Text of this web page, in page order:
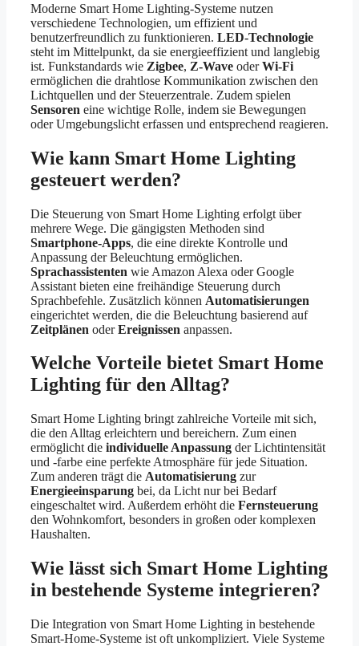
Moderne Smart Home Lighting-Systeme nutzen
verschiedene Technologien, um effizient und
benutzerfreundlich zu funktionieren. LED-Technologie
steht im Mittelpunkt, da sie energieeffizient und langlebig
ist. Funkstandards wie Zigbee, Z-Wave oderWi-Fi
ermöglichen die drahtlose Kommunikation zwischen den
Lichtquellen und der Steuerzentrale. Zudem spielen
Sensoren eine wichtige Rolle, indem sie Bewegungen
oder Umgebungslicht erfassen und entsprechend reagieren.
Wie kann Smart Home Lighting
gesteuert werden?
Die Steuerung von Smart Home Lighting erfolgt über
mehrere Wege. Die gängigsten Methoden sind
Smartphone-Apps, die eine direkte Kontrolle und
Anpassung der Beleuchtung ermöglichen.
Sprachassistenten wie Amazon Alexa oder Google
Assistant bieten eine freihändige Steuerung durch
Sprachbefehle. Zusätzlich können Automatisierungen
eingerichtet werden, die die Beleuchtung basierend auf
Zeitplänen oderEreignissen anpassen.
Welche Vorteile bietet Smart Home
Lighting für den Alltag?
Smart Home Lighting bringt zahlreiche Vorteile mit sich,
die den Alltag erleichtern und bereichern. Zum einen
ermöglicht die individuelle Anpassung der Lichtintensität
und -farbe eine perfekte Atmosphäre für jede Situation.
Zum anderen trägt die Automatisierung zur
Energieeinsparung bei, da Licht nur bei Bedarf
eingeschaltet wird. Außerdem erhöht die Fernsteuerung
den Wohnkomfort, besonders in großen oder komplexen
Haushalten.
Wie lässt sich Smart Home Lighting
in bestehende Systeme integrieren?
Die Integration von Smart Home Lighting in bestehende
Smart-Home-Systeme ist oft unkompliziert. Viele Systeme